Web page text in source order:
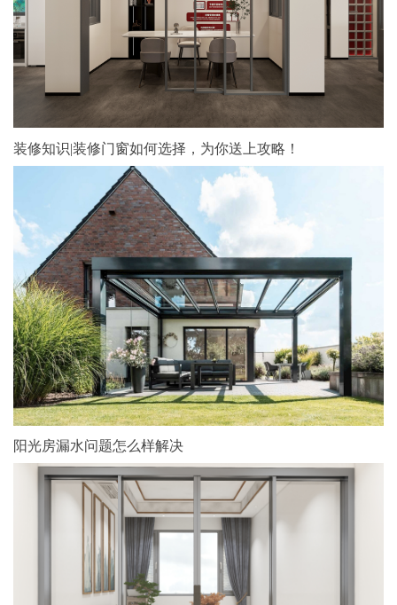
装修知识|装修门窗如何选择，为你送上攻略！
阳光房漏水问题怎么样解决